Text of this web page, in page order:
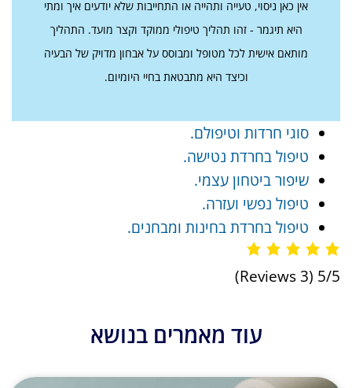
אין כאן ניסוי, טעייה ותהייה או התחייבות שלא יודעים איך ומתי
היא תיגמר - זהו תהליך טיפולי ממוקד וקצר מועד. התהליך
מותאם אישית לכל מטופל ומבוסס על אבחון מדויק של הבעיה
וכיצד היא מתבטאת בחיי היומיום.
סוגי חרדות וטיפולם.
טיפול בחרדת נטישה.
שיפור ביטחון עצמי.
טיפול נפשי ועזרה.
טיפול בחרדת בחינות ומבחנים.
5/5
(3 Reviews)
עוד מאמרים בנושא